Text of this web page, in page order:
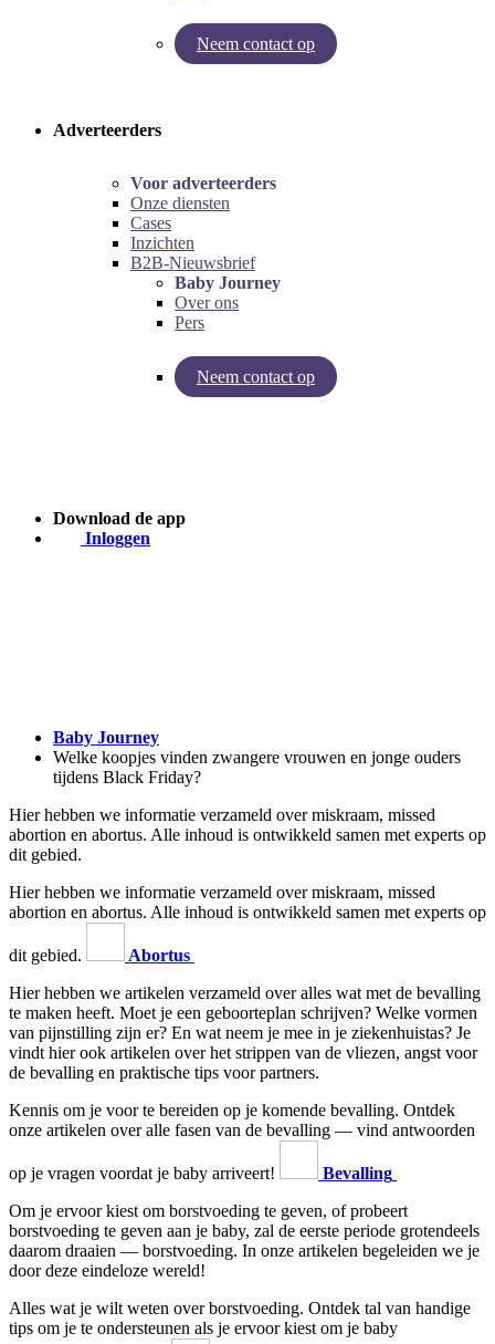
Neem contact op
Try our pregnancy calculator!
Adverteerders
Voor adverteerders
Onze diensten
Cases
Inzichten
B2B-Nieuwsbrief
Baby Journey
Over ons
Pers
Neem contact op
Inzichten van Baby Journey
Download de app
Inloggen
Baby Journey
Welke koopjes vinden zwangere vrouwen en jonge ouders
tijdens Black Friday?
Hier hebben we informatie verzameld over miskraam, missed
abortion en abortus. Alle inhoud is ontwikkeld samen met experts op
dit gebied.
Hier hebben we informatie verzameld over miskraam, missed
abortion en abortus. Alle inhoud is ontwikkeld samen met experts op
dit gebied.
Abortus
Hier hebben we artikelen verzameld over alles wat met de bevalling
te maken heeft. Moet je een geboorteplan schrijven? Welke vormen
van pijnstilling zijn er? En wat neem je mee in je ziekenhuistas? Je
vindt hier ook artikelen over het strippen van de vliezen, angst voor
de bevalling en praktische tips voor partners.
Kennis om je voor te bereiden op je komende bevalling. Ontdek
onze artikelen over alle fasen van de bevalling — vind antwoorden
op je vragen voordat je baby arriveert!
Bevalling
Om je ervoor kiest om borstvoeding te geven, of probeert
borstvoeding te geven aan je baby, zal de eerste periode grotendeels
daarom draaien — borstvoeding. In onze artikelen begeleiden we je
door deze eindeloze wereld!
Alles wat je wilt weten over borstvoeding. Ontdek tal van handige
tips om je te ondersteunen als je ervoor kiest om je baby